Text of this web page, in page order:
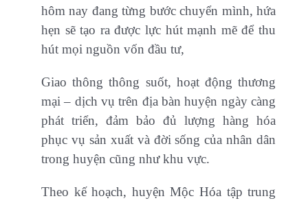
hôm nay đang từng bước chuyển mình, hứa
hẹn sẽ tạo ra được lực hút mạnh mẽ để thu
hút mọi nguồn vốn đầu tư,
Giao thông thông suốt, hoạt động thương
mại – dịch vụ trên địa bàn huyện ngày càng
phát triển, đảm bảo đủ lượng hàng hóa
phục vụ sản xuất và đời sống của nhân dân
trong huyện cũng như khu vực.
Theo kế hoạch, huyện Mộc Hóa tập trung